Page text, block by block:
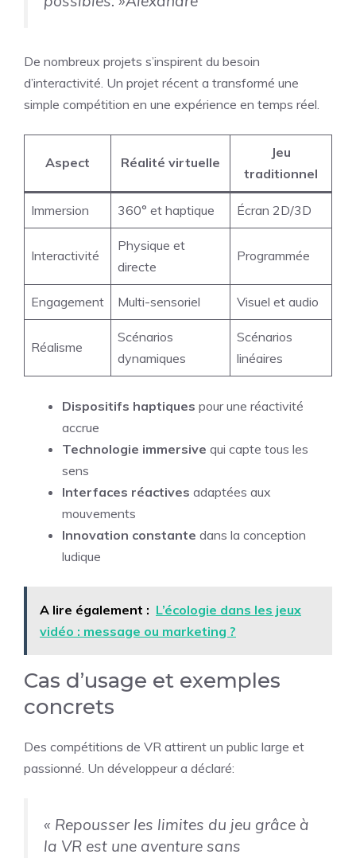
De nombreux projets s’inspirent du besoin
d’interactivité. Un projet récent a transformé une
simple compétition en une expérience en temps réel.
Aspect Réalité virtuelle
Jeu
traditionnel
Immersion 360° et haptique Écran 2D/3D
Interactivité
Physique et
directe
Programmée
Engagement Multi-sensoriel Visuel et audio
Réalisme
Scénarios
dynamiques
Scénarios
linéaires
Dispositifs haptiques pour une réactivité
accrue
Technologie immersive qui capte tous les
sens
Interfaces réactives adaptées aux
mouvements
Innovation constante dans la conception
ludique
A lire également : L’écologie dans les jeux
vidéo : message ou marketing ?
Cas d’usage et exemples
concrets
Des compétitions de VR attirent un public large et
passionné. Un développeur a déclaré:
« Repousser les limites du jeu grâce à
la VR est une aventure sans